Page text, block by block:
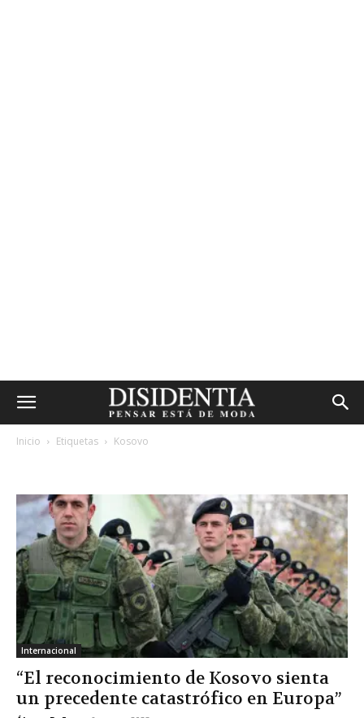
Inicio Etiquetas Kosovo
Internacional
“El reconocimiento de Kosovo sienta
un precedente catastrófico en Europa”